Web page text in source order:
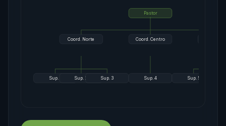
Pastor
Coord. Norte Coord. Centro
Sup. 1 Sup. 2 Sup. 3 Sup. 4 Sup. 5